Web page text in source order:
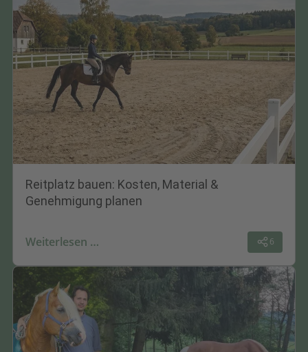
Reitplatz bauen: Kosten, Material &
Genehmigung planen
Weiterlesen … 6